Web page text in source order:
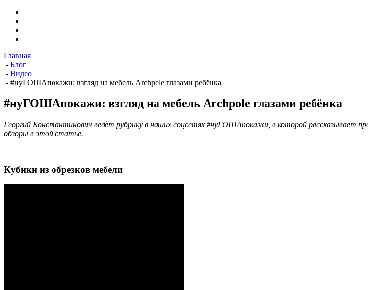
Главная
- Блог
- Видео
- #нуГОШАпокажи: взгляд на мебель Archpole глазами ребёнка
#нуГОШАпокажи: взгляд на мебель Archpole глазами ребёнка
Георгий Константинович ведёт рубрику в наших соцсетях #нуГОШАпокажи, в которой рассказывает
обзоры в этой статье.
Кубики из обрезков мебели